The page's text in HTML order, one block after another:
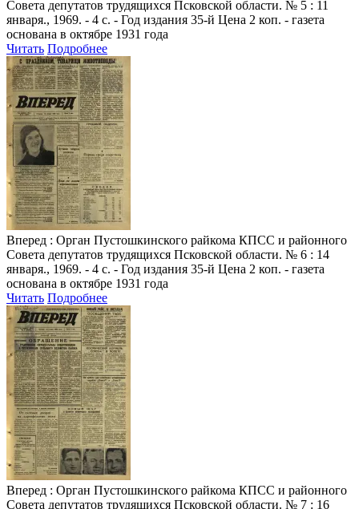
Совета депутатов трудящихся Псковской области. № 5 : 11
января., 1969. - 4 с. - Год издания 35-й Цена 2 коп. - газета
основана в октябре 1931 года
Читать Подробнее
Вперед : Орган Пустошкинского райкома КПСС и районного
Совета депутатов трудящихся Псковской области. № 6 : 14
января., 1969. - 4 с. - Год издания 35-й Цена 2 коп. - газета
основана в октябре 1931 года
Читать Подробнее
Вперед : Орган Пустошкинского райкома КПСС и районного
Совета депутатов трудящихся Псковской области. № 7 : 16